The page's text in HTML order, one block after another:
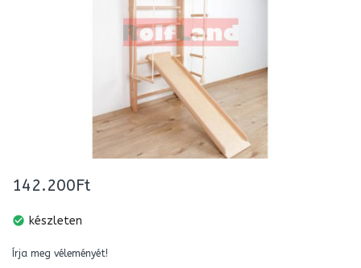
142.200Ft
check_circle készleten
Írja meg véleményét!